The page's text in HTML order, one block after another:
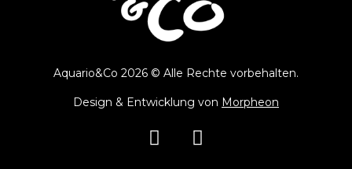
Aquario&Co 2026 © Alle Rechte vorbehalten.
Design & Entwicklung von Morpheon